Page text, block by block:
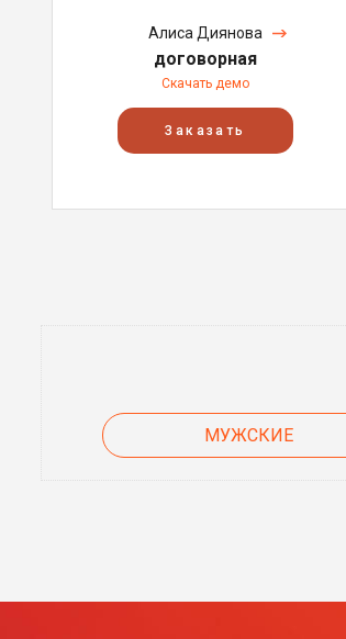
Алиса Диянова
договорная
Скачать демо
Заказать
МУЖСКИЕ